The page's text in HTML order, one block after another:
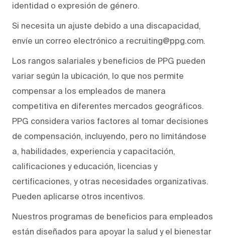
identidad o expresión de género.
Si necesita un ajuste debido a una discapacidad,
envíe un correo electrónico a recruiting@ppg.com.
Los rangos salariales y beneficios de PPG pueden
variar según la ubicación, lo que nos permite
compensar a los empleados de manera
competitiva en diferentes mercados geográficos.
PPG considera varios factores al tomar decisiones
de compensación, incluyendo, pero no limitándose
a, habilidades, experiencia y capacitación,
calificaciones y educación, licencias y
certificaciones, y otras necesidades organizativas.
Pueden aplicarse otros incentivos.
Nuestros programas de beneficios para empleados
están diseñados para apoyar la salud y el bienestar